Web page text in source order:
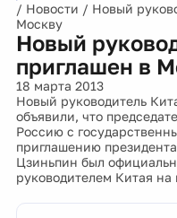
/ Новости / Новый
Москву
Новый
приглашен в
18 марта 2013
Новый руководитель
объявили, что
Россию с
приглашению
Цзиньпин был
руководителем Китая